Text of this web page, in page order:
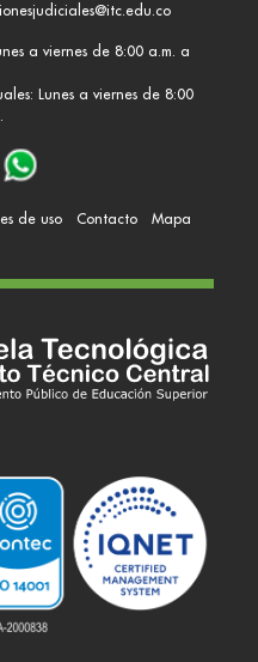
a viernes de 8:00 a.m. a
Lunes a viernes de 8:00
de uso Contacto
Mapa